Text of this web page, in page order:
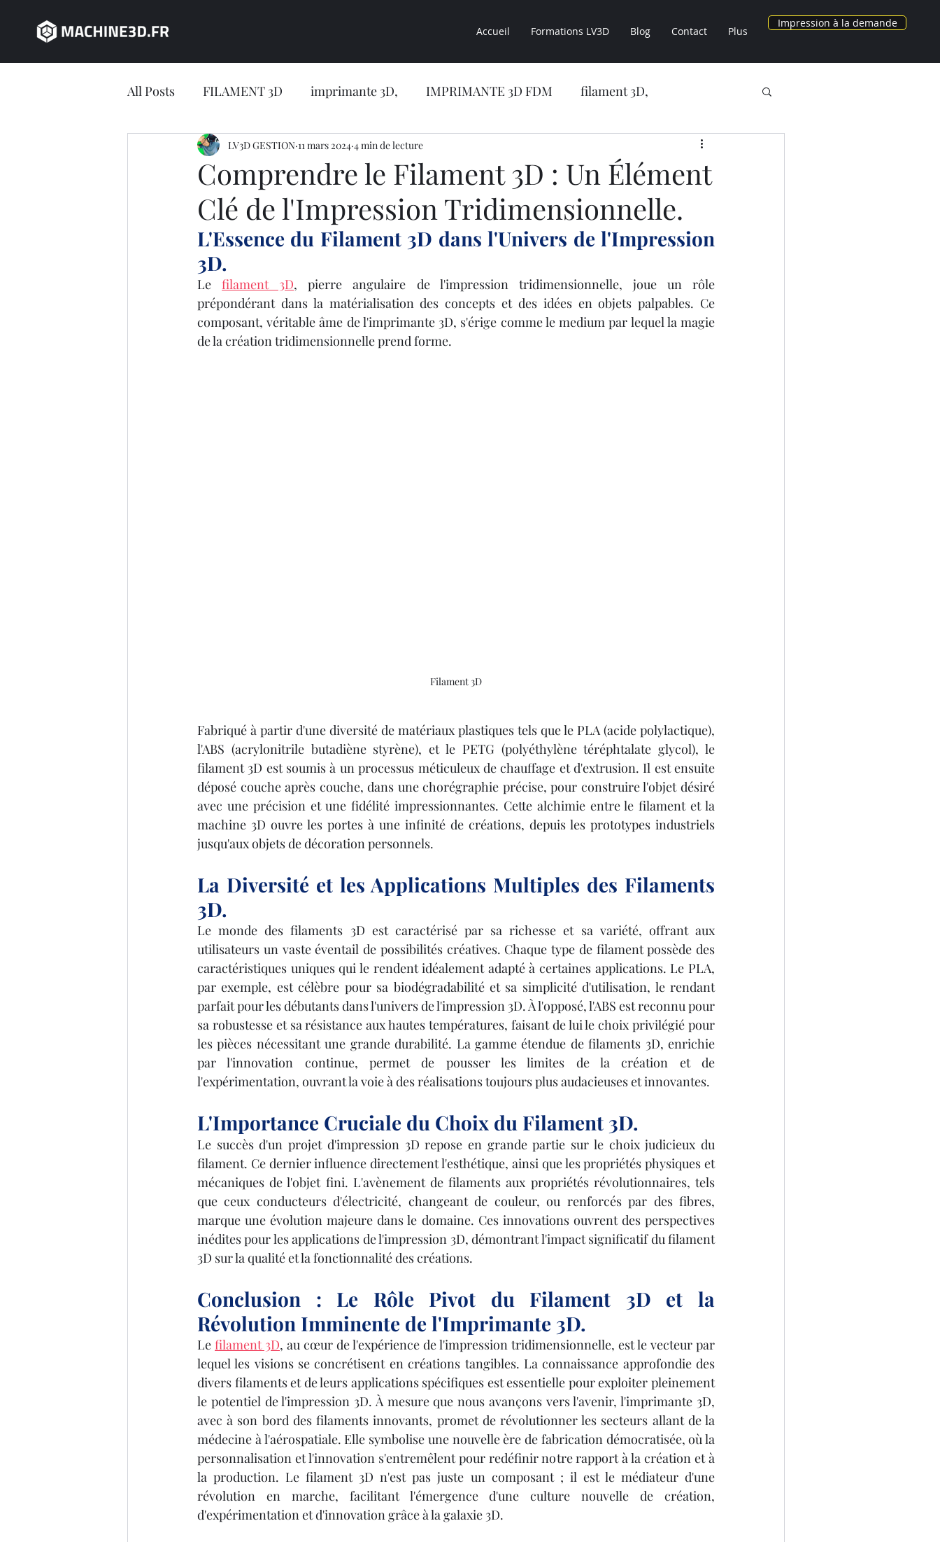
Accueil Formations LV3D Blog Contact Plus
Impression à la demande
All Posts FILAMENT 3D imprimante 3D, IMPRIMANTE 3D FDM filament 3D,
JEU CONCOURS impression 3D CONSEILS LV3D NOS OBJETS 3D
impression 3D en ligne CONCESSION LV3D Formation en ligne NOUVEAU CHEZ LV3D
Jeu concours LV3D
IMPRIMANTE 3D ARTILLERY 3D IMPRIMANTE 3D PROFESSIONNELLE
Comprendre le Filament 3D : Un Élément
Clé de l'Impression Tridimensionnelle.
LV3D GESTION 11 mars 2024 4 min de lecture
L'Essence du Filament 3D dans l'Univers de l'Impression
3D.
Le filament 3D, pierre angulaire de l'impression tridimensionnelle, joue un rôle
prépondérant dans la matérialisation des concepts et des idées en objets palpables. Ce
composant, véritable âme de l'imprimante 3D, s'érige comme le medium par lequel la magie
de la création tridimensionnelle prend forme.
Filament 3D
Fabriqué à partir d'une diversité de matériaux plastiques tels que le PLA (acide polylactique),
l'ABS (acrylonitrile butadiène styrène), et le PETG (polyéthylène téréphtalate glycol), le
filament 3D est soumis à un processus méticuleux de chauffage et d'extrusion. Il est ensuite
déposé couche après couche, dans une chorégraphie précise, pour construire l'objet désiré
avec une précision et une fidélité impressionnantes. Cette alchimie entre le filament et la
machine 3D ouvre les portes à une infinité de créations, depuis les prototypes industriels
jusqu'aux objets de décoration personnels.
La Diversité et les Applications Multiples des Filaments
3D.
Le monde des filaments 3D est caractérisé par sa richesse et sa variété, offrant aux
utilisateurs un vaste éventail de possibilités créatives. Chaque type de filament possède des
caractéristiques uniques qui le rendent idéalement adapté à certaines applications. Le PLA,
par exemple, est célèbre pour sa biodégradabilité et sa simplicité d'utilisation, le rendant
parfait pour les débutants dans l'univers de l'impression 3D. À l'opposé, l'ABS est reconnu pour
sa robustesse et sa résistance aux hautes températures, faisant de lui le choix privilégié pour
les pièces nécessitant une grande durabilité. La gamme étendue de filaments 3D, enrichie
par l'innovation continue, permet de pousser les limites de la création et de
l'expérimentation, ouvrant la voie à des réalisations toujours plus audacieuses et innovantes.
L'Importance Cruciale du Choix du Filament 3D.
Le succès d'un projet d'impression 3D repose en grande partie sur le choix judicieux du
filament. Ce dernier influence directement l'esthétique, ainsi que les propriétés physiques et
mécaniques de l'objet fini. L'avènement de filaments aux propriétés révolutionnaires, tels
que ceux conducteurs d'électricité, changeant de couleur, ou renforcés par des fibres,
marque une évolution majeure dans le domaine. Ces innovations ouvrent des perspectives
inédites pour les applications de l'impression 3D, démontrant l'impact significatif du filament
3D sur la qualité et la fonctionnalité des créations.
Conclusion : Le Rôle Pivot du Filament 3D et la
Révolution Imminente de l'Imprimante 3D.
Le filament 3D, au cœur de l'expérience de l'impression tridimensionnelle, est le vecteur par
lequel les visions se concrétisent en créations tangibles. La connaissance approfondie des
divers filaments et de leurs applications spécifiques est essentielle pour exploiter pleinement
le potentiel de l'impression 3D. À mesure que nous avançons vers l'avenir, l'imprimante 3D,
avec à son bord des filaments innovants, promet de révolutionner les secteurs allant de la
médecine à l'aérospatiale. Elle symbolise une nouvelle ère de fabrication démocratisée, où la
personnalisation et l'innovation s'entremêlent pour redéfinir notre rapport à la création et à
la production. Le filament 3D n'est pas juste un composant ; il est le médiateur d'une
révolution en marche, facilitant l'émergence d'une culture nouvelle de création,
d'expérimentation et d'innovation grâce à la galaxie 3D.